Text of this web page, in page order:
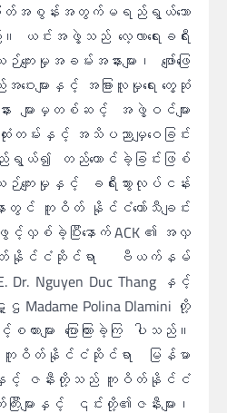
အစွန်းအတွက်မရည်ရွယ်သော
င်းအဖွဲ့သည် လေ့လာရေးခရီး
ေးမှုအခမ်းအနားများ၊ ဖျော်ဖြေ
းများနှင့် အခြားလူမှုရေး တွေ့ဆုံ
ား များမှတစ်ဆင့် အဖွဲ့ဝင်များ
ထုံးတမ်းနှင့် အသိပညာမျှဝေခြင်း
၍ တည်ထောင်ခဲ့ခြင်းဖြစ်
ေးမှုနှင့် ခရီးသွားလုပ်ငန်း
းတွင် ကူဝိတ် နိုင်ငံတော်သီချင်း
လှစ်ခဲ့ပြီးနောက် ACK ၏ အလှ
နိုင်ငံဆိုင်ရာ ဗီယက်နမ်
Nguyen Duc Thang နှင့်
Polina Dlamini တို့
ျား ပြောကြားခဲ့ကြ ပါသည်။
ကူဝိတ်နိုင်ငံဆိုင်ရာ မြန်မာ
ေးနှင့် ဇနီးတို့သည် ကူဝိတ်နိုင်ငံ
များနှင့် ၎င်းတို့၏ဇနီးများ၊